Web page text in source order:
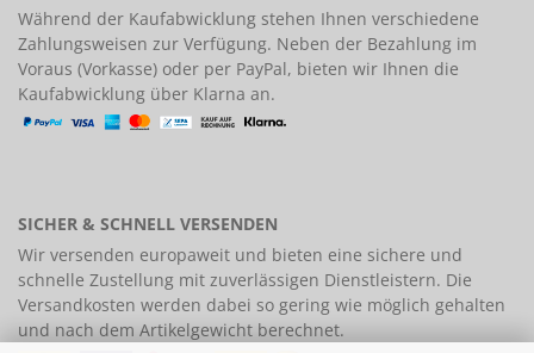
Während der Kaufabwicklung stehen Ihnen verschiedene
Zahlungsweisen zur Verfügung. Neben der Bezahlung im
Voraus (Vorkasse) oder per PayPal, bieten wir Ihnen die
Kaufabwicklung über Klarna an.
SICHER & SCHNELL VERSENDEN
Wir versenden europaweit und bieten eine sichere und
schnelle Zustellung mit zuverlässigen Dienstleistern. Die
Versandkosten werden dabei so gering wie möglich gehalten
und nach dem Artikelgewicht berechnet.